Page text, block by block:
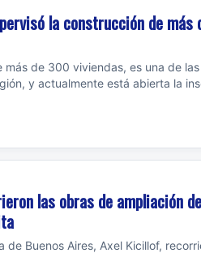
la construcción de
más de 300 viviendas, es una de
y actualmente está abierta la
las obras de ampliación
de Buenos Aires, Axel Kicillof,